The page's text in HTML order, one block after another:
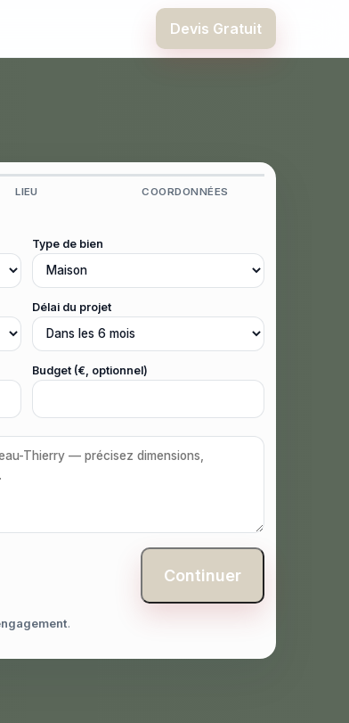
Devis Gratuit
LIEU COORDONNÉES
Type de bien
Délai du projet
Budget (€, optionnel)
Continuer
.